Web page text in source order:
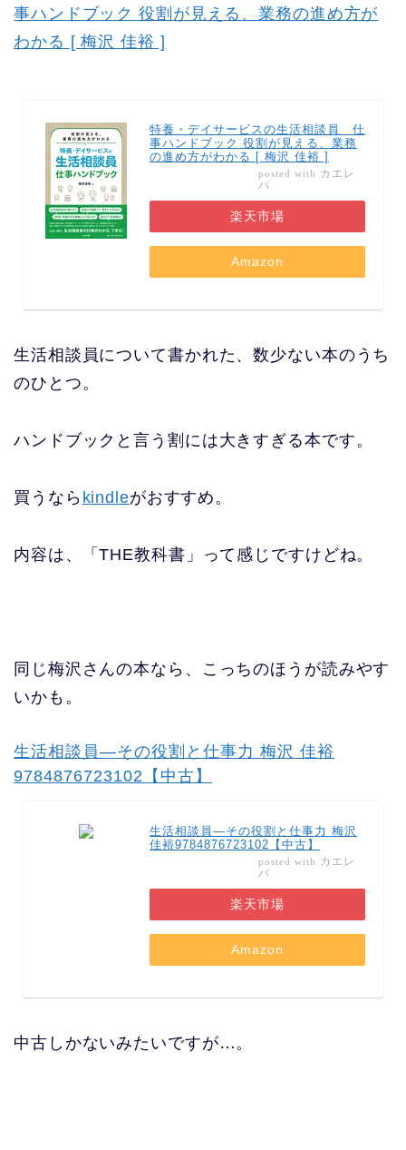
事ハンドブック 役割が見える、業務の進め方が
わかる [ 梅沢 佳裕 ]
特養・デイサービスの生活相談員 仕
事ハンドブック 役割が見える、業務
の進め方がわかる [ 梅沢 佳裕 ]
posted with カエレ
バ
楽天市場
Amazon
生活相談員について書かれた、数少ない本のうち
のひとつ。
ハンドブックと言う割には大きすぎる本です。
買うなら kindleがおすすめ。
内容は、「THE教科書」って感じですけどね。
同じ梅沢さんの本なら、こっちのほうが読みやす
いかも。
生活相談員—その役割と仕事力 梅沢 佳裕
9784876723102【中古】
生活相談員—その役割と仕事力 梅沢
佳裕9784876723102【中古】
posted with カエレ
バ
楽天市場
Amazon
中古しかないみたいですが…。